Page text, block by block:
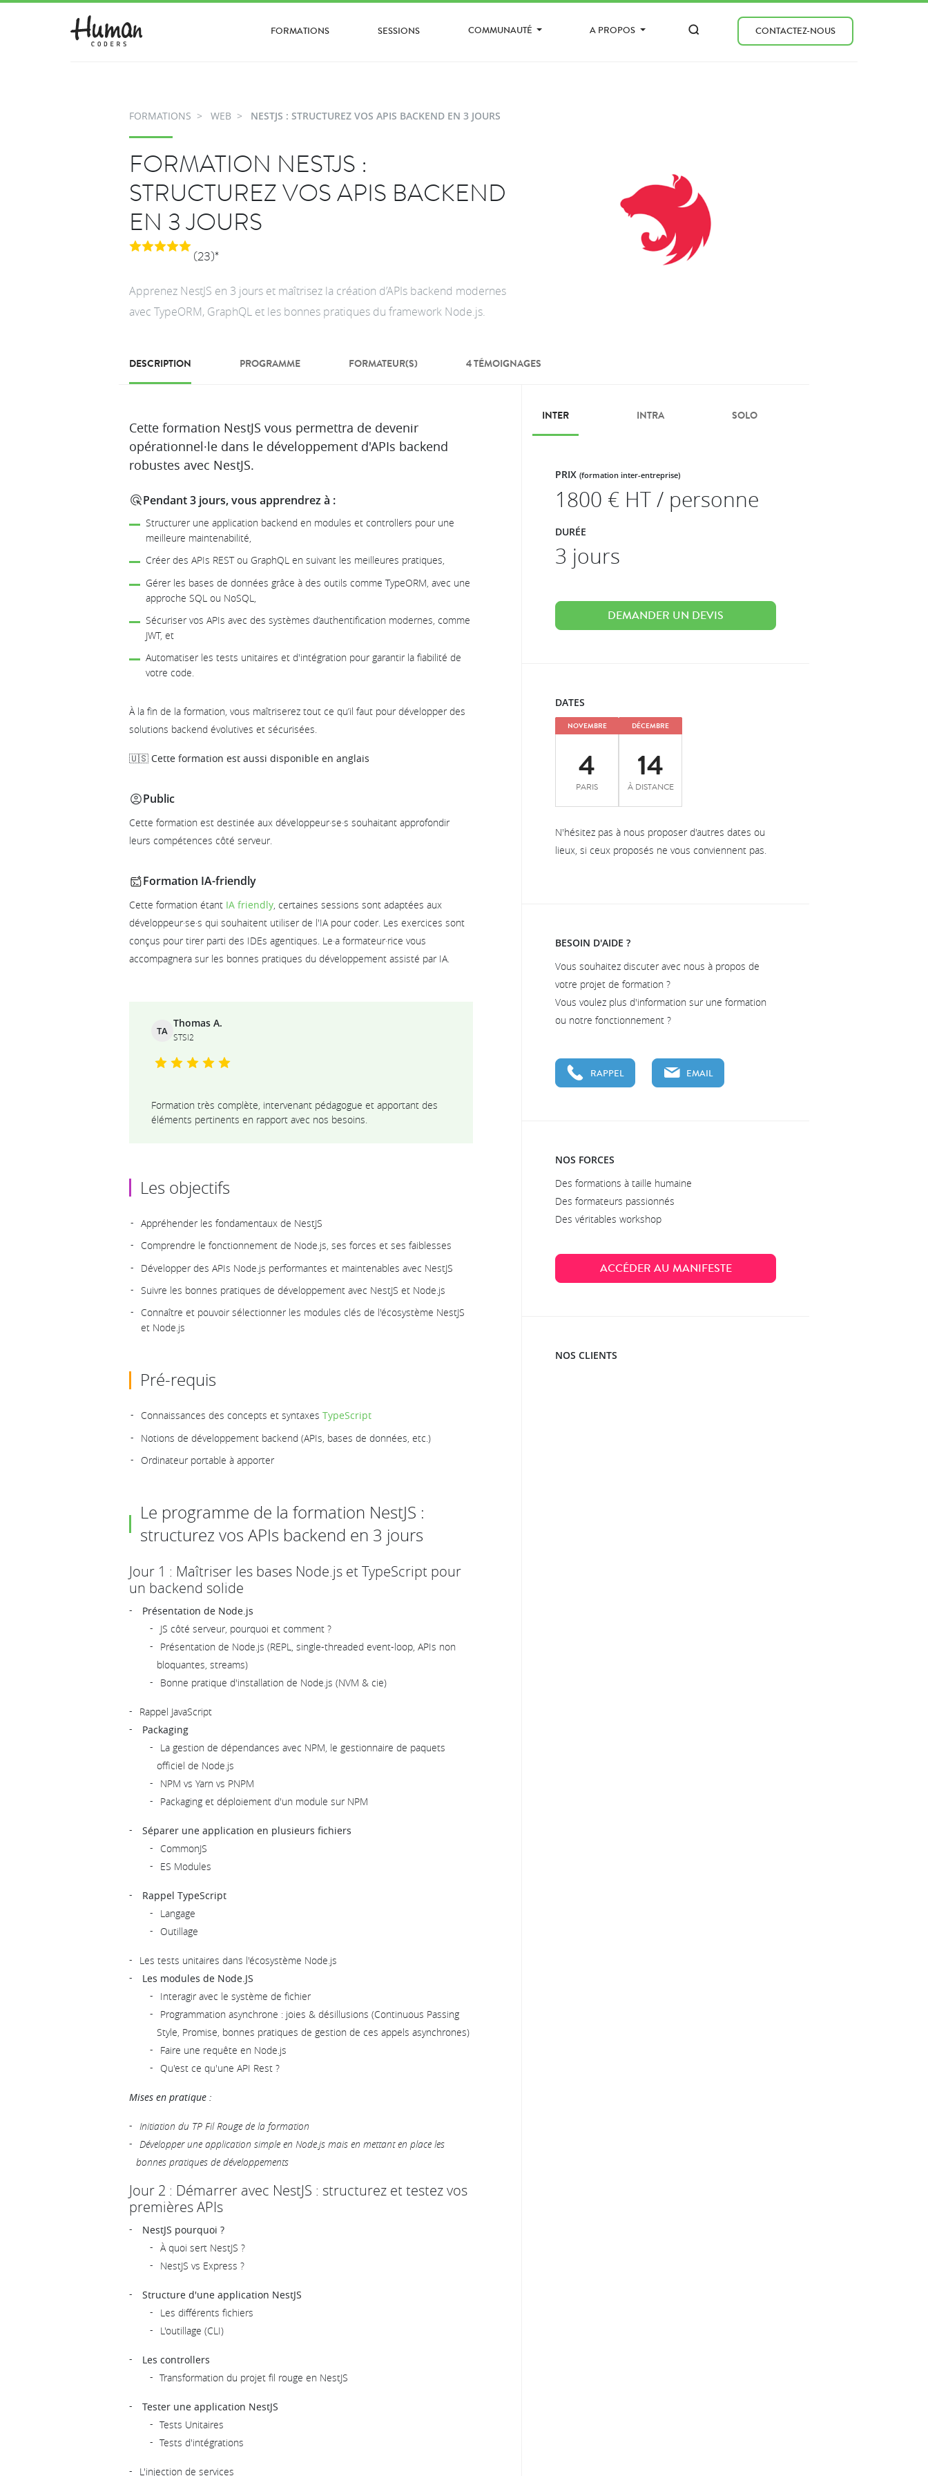
FORMATIONS SESSIONS COMMUNAUTÉ A PROPOS CONTACTEZ-NOUS
FORMATIONS WEB NESTJS : STRUCTUREZ VOS APIS BACKEND EN 3 JOURS
FORMATION NESTJS :
STRUCTUREZ VOS APIS BACKEND
EN 3 JOURS
(23)*
Apprenez NestJS en 3 jours et maîtrisez la création d’APIs backend modernes
avec TypeORM, GraphQL et les bonnes pratiques du framework Node.js.
DESCRIPTION PROGRAMME FORMATEUR(S) 4 TÉMOIGNAGES
Description
Cette formation NestJS vous permettra de devenir
opérationnel·le dans le développement d'APIs backend
robustes avec NestJS.
Pendant 3 jours, vous apprendrez à :
Structurer une application backend en modules et controllers pour une
meilleure maintenabilité,
Créer des APIs REST ou GraphQL en suivant les meilleures pratiques,
Gérer les bases de données grâce à des outils comme TypeORM, avec une
approche SQL ou NoSQL,
Sécuriser vos APIs avec des systèmes d’authentification modernes, comme
JWT, et
Automatiser les tests unitaires et d'intégration pour garantir la fiabilité de
votre code.
À la fin de la formation, vous maîtriserez tout ce qu’il faut pour développer des
solutions backend évolutives et sécurisées.
🇺🇸 Cette formation est aussi disponible en anglais
Public
Cette formation est destinée aux développeur·se·s souhaitant approfondir
leurs compétences côté serveur.
Formation IA-friendly
Cette formation étant IA friendly, certaines sessions sont adaptées aux
développeur·se·s qui souhaitent utiliser de l'IA pour coder. Les exercices sont
conçus pour tirer parti des IDEs agentiques. Le·a formateur·rice vous
accompagnera sur les bonnes pratiques du développement assisté par IA.
TA
Thomas A.
STSI2
Formation très complète, intervenant pédagogue et apportant des
éléments pertinents en rapport avec nos besoins.
Les objectifs
Appréhender les fondamentaux de NestJS
Comprendre le fonctionnement de Node.js, ses forces et ses faiblesses
Développer des APIs Node.js performantes et maintenables avec NestJS
Suivre les bonnes pratiques de développement avec NestJS et Node.js
Connaître et pouvoir sélectionner les modules clés de l'écosystème NestJS
et Node.js
Pré-requis
Connaissances des concepts et syntaxes TypeScript
Notions de développement backend (APIs, bases de données, etc.)
Ordinateur portable à apporter
Le programme de la formation NestJS :
structurez vos APIs backend en 3 jours
Jour 1 : Maîtriser les bases Node.js et TypeScript pour
un backend solide
Présentation de Node.js
JS côté serveur, pourquoi et comment ?
Présentation de Node.js (REPL, single-threaded event-loop, APIs non
bloquantes, streams)
Bonne pratique d'installation de Node.js (NVM & cie)
Rappel JavaScript
Packaging
La gestion de dépendances avec NPM, le gestionnaire de paquets
officiel de Node.js
NPM vs Yarn vs PNPM
Packaging et déploiement d'un module sur NPM
Séparer une application en plusieurs fichiers
CommonJS
ES Modules
Rappel TypeScript
Langage
Outillage
Les tests unitaires dans l'écosystème Node.js
Les modules de Node.JS
Interagir avec le système de fichier
Programmation asynchrone : joies & désillusions (Continuous Passing
Style, Promise, bonnes pratiques de gestion de ces appels asynchrones)
Faire une requête en Node.js
Qu'est ce qu'une API Rest ?
Mises en pratique :
Initiation du TP Fil Rouge de la formation
Développer une application simple en Node.js mais en mettant en place les
bonnes pratiques de développements
Jour 2 : Démarrer avec NestJS : structurez et testez vos
premières APIs
NestJS pourquoi ?
À quoi sert NestJS ?
NestJS vs Express ?
Structure d'une application NestJS
Les différents fichiers
L'outillage (CLI)
Les controllers
Transformation du projet fil rouge en NestJS
Tester une application NestJS
Tests Unitaires
Tests d'intégrations
L'injection de services
INTER INTRA SOLO
PRIX(formation inter-entreprise)
1800 € HT / personne
DURÉE
3 jours
DEMANDER UN DEVIS
DATES
NOVEMBRE
4
PARIS
DÉCEMBRE
14
À DISTANCE
N'hésitez pas à nous proposer d'autres dates ou
lieux, si ceux proposés ne vous conviennent pas.
BESOIN D'AIDE ?
Vous souhaitez discuter avec nous à propos de
votre projet de formation ?
Vous voulez plus d'information sur une formation
ou notre fonctionnement ?
RAPPEL EMAIL
NOS FORCES
Des formations à taille humaine
Des formateurs passionnés
Des véritables workshop
ACCÉDER AU MANIFESTE
NOS CLIENTS